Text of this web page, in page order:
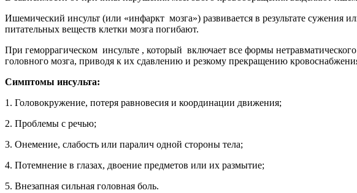
Ишемический инсульт (или «инфаркт мозга») развивается в результате сужения
питательных веществ клетки мозга погибают.
При геморрагическом инсульте , который включает все формы
головного мозга, приводя к их сдавлению и резкому прекращению
Симптомы инсульта:
1. Головокружение, потеря равновесия и координации движения;
2. Проблемы с речью;
3. Онемение, слабость или паралич одной стороны тела;
4. Потемнение в глазах, двоение предметов или их размытие;
5. Внезапная сильная головная боль.